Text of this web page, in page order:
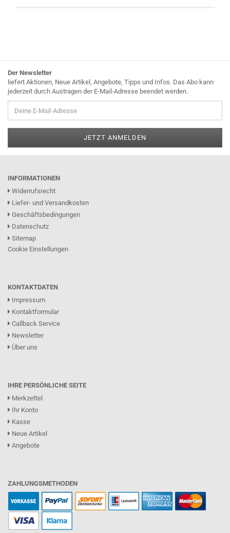
Der Newsletter
liefert Aktionen, Neue Artikel, Angebote, Tipps und Infos. Das Abo kann
jederzeit durch Austragen der E-Mail-Adresse beendet werden.
INFORMATIONEN
Widerrufsrecht
Liefer- und Versandkosten
Geschäftsbedingungen
Datenschutz
Sitemap
Cookie Einstellungen
KONTAKTDATEN
Impressum
Kontaktformular
Callback Service
Newsletter
Über uns
IHRE PERSÖNLICHE SEITE
Merkzettel
Ihr Konto
Kasse
Neue Artikel
Angebote
ZAHLUNGSMETHODEN